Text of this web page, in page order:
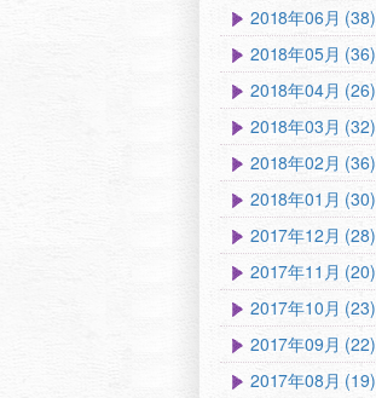
2018年06月 (38)
2018年05月 (36)
2018年04月 (26)
2018年03月 (32)
2018年02月 (36)
2018年01月 (30)
2017年12月 (28)
2017年11月 (20)
2017年10月 (23)
2017年09月 (22)
2017年08月 (19)